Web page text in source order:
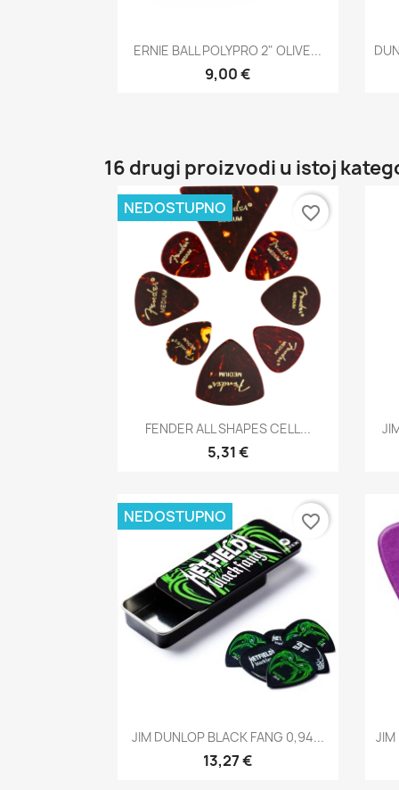
 Brzi pregled
ERNIE BALL POLYPRO 2" OLIVE...
9,00 €
16 drugi proizvodi u istoj
Brzi pregled
FENDER ALL SHAPES CELL...
5,31 €
NEDOSTUPNO favorite_border
Brzi pregled
JIM DUNLOP BLACK FANG 0,94...
13,27 €
NEDOSTUPNO favorite_border
JIM